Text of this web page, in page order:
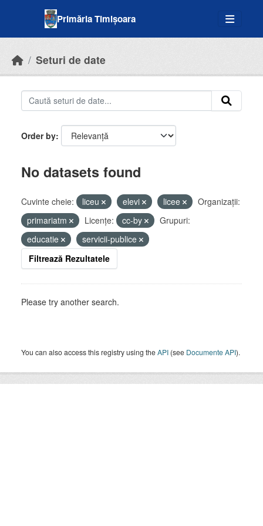
Primăria Timișoara
Seturi de date
Order by
No datasets found
Cuvinte cheie: liceu elevi licee
Organizații:
primariatm
Licenţe: cc-by
Grupuri:
educatie
servicii-publice
Filtrează Rezultatele
Please try another search.
You can also access this registry using theAPI (see Documente API).